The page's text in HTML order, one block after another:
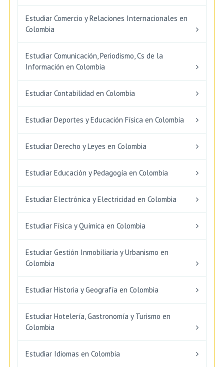
Estudiar Comercio y Relaciones Internacionales en
Colombia
Estudiar Comunicación, Periodismo, Cs de la
Información en Colombia
Estudiar Contabilidad en Colombia
Estudiar Deportes y Educación Física en Colombia
Estudiar Derecho y Leyes en Colombia
Estudiar Educación y Pedagogía en Colombia
Estudiar Electrónica y Electricidad en Colombia
Estudiar Física y Química en Colombia
Estudiar Gestión Inmobiliaria y Urbanismo en
Colombia
Estudiar Historia y Geografía en Colombia
Estudiar Hotelería, Gastronomía y Turismo en
Colombia
Estudiar Idiomas en Colombia